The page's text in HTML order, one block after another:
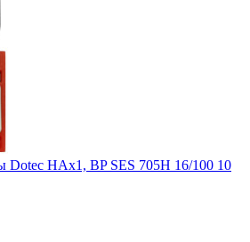
HAx1, BP SES 705H 16/100 10